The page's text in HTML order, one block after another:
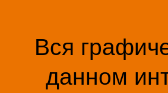
Вся
данном